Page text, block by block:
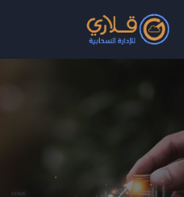
انتقال إلى المحتوى الرئيسي